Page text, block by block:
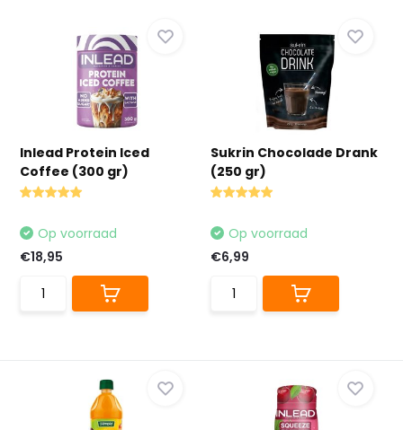
Inlead Protein Iced
Coffee (300 gr)
Op voorraad
€18,95
Sukrin Chocolade Drank
(250 gr)
Op voorraad
€6,99